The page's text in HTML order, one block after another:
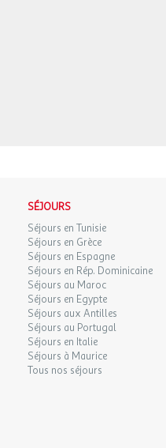
SÉJOURS
Séjours en Tunisie
Séjours en Grèce
Séjours en Espagne
Séjours en Rép. Dominicaine
Séjours au Maroc
Séjours en Egypte
Séjours aux Antilles
Séjours au Portugal
Séjours en Italie
Séjours à Maurice
Tous nos séjours